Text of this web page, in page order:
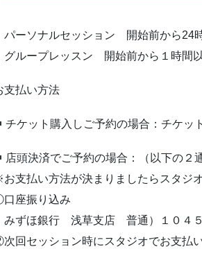
パーソナルセッション 開始前から24
グループレッスン 開始前から１時間
支払い方法
チケット購入しご予約の場合：チケッ
店頭決済でご予約の場合：（以下の２
支払い方法が決まりましたらスタ
座振り込み
ずほ銀行 浅草支店 普通）１０４
回セッション時にスタジオでお支払